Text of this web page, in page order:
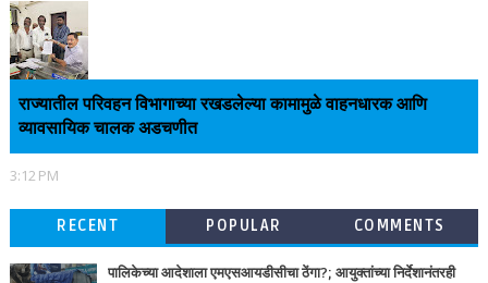
राज्यातील परिवहन विभागाच्या रखडलेल्या कामामुळे वाहनधारक आणि
व्यावसायिक चालक अडचणीत
3:12 PM
RECENT POPULAR COMMENTS
पालिकेच्या आदेशाला एमएसआयडीसीचा ठेंगा?; आयुक्तांच्या निर्देशानंतरही